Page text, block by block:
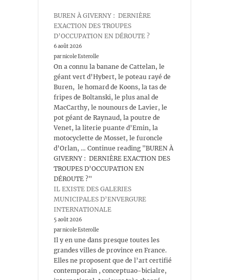
BUREN À GIVERNY : DERNIÈRE
EXACTION DES TROUPES
D’OCCUPATION EN DÉROUTE ?
6 août 2026
par nicole Esterolle
On a connu la banane de Cattelan, le
géant vert d’Hybert, le poteau rayé de
Buren, le homard de Koons, la tas de
fripes de Boltanski, le plus anal de
MacCarthy, le nounours de Lavier, le
pot géant de Raynaud, la poutre de
Venet, la literie puante d’Emin, la
motocyclette de Mosset, le furoncle
d’Orlan, … Continue reading "BUREN À
GIVERNY : DERNIÈRE EXACTION DES
TROUPES D’OCCUPATION EN
DÉROUTE ?"
IL EXISTE DES GALERIES
MUNICIPALES D’ENVERGURE
INTERNATIONALE
5 août 2026
par nicole Esterolle
Il y en une dans presque toutes les
grandes villes de province en France.
Elles ne proposent que de l’art certifié
contemporain , conceptuao-bicialre,